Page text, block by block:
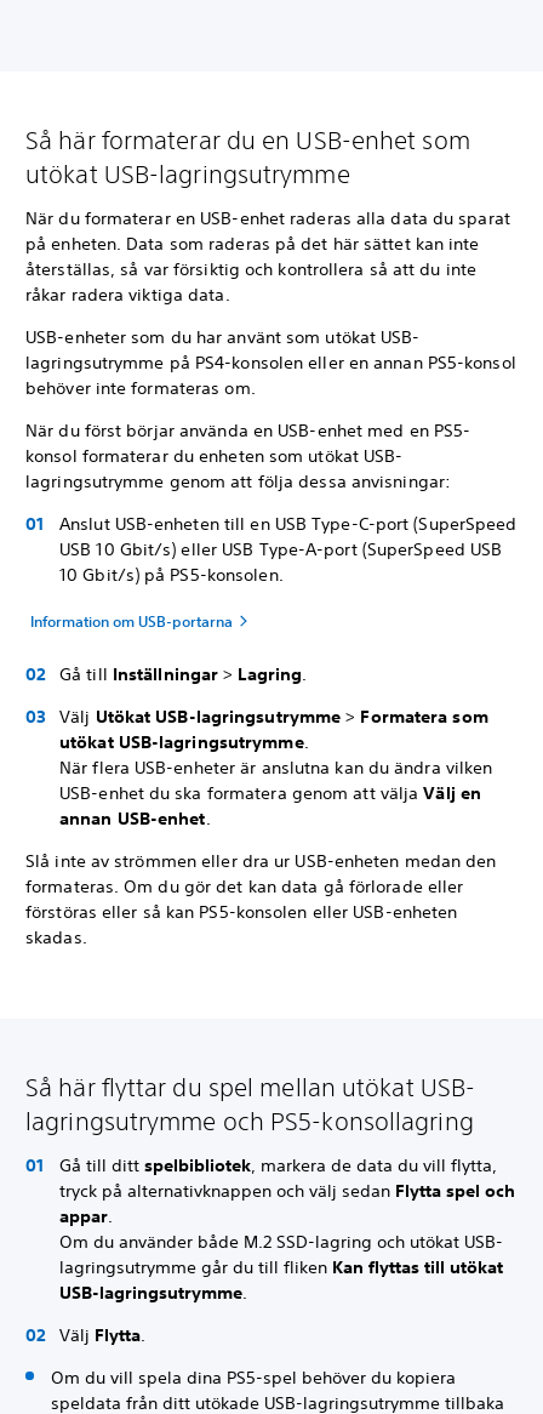
Så här formaterar du en USB-enhet som
utökat USB-lagringsutrymme
När du formaterar en USB-enhet raderas alla data du sparat
på enheten. Data som raderas på det här sättet kan inte
återställas, så var försiktig och kontrollera så att du inte
råkar radera viktiga data.
USB-enheter som du har använt som utökat USB-
lagringsutrymme på PS4-konsolen eller en annan PS5-konsol
behöver inte formateras om.
När du först börjar använda en USB-enhet med en PS5-
konsol formaterar du enheten som utökat USB-
lagringsutrymme genom att följa dessa anvisningar:
Anslut USB-enheten till en USB Type-C-port (SuperSpeed
USB 10 Gbit/s) eller USB Type-A-port (SuperSpeed USB
10 Gbit/s) på PS5-konsolen.
Information om USB-portarna
Gå till Inställningar> Lagring.
Välj Utökat USB-lagringsutrymme > Formatera som
utökat USB-lagringsutrymme.
När flera USB-enheter är anslutna kan du ändra vilken
USB-enhet du ska formatera genom att väljaVälj en
annan USB-enhet.
Slå inte av strömmen eller dra ur USB-enheten medan den
formateras. Om du gör det kan data gå förlorade eller
förstöras eller så kan PS5-konsolen eller USB-enheten
skadas.
Så här flyttar du spel mellan utökat USB-
lagringsutrymme och PS5-konsollagring
Gå till ditt spelbibliotek, markera de data du vill flytta,
tryck på alternativknappen och välj sedan Flytta spel och
appar.
Om du använder både M.2 SSD-lagring och utökat USB-
lagringsutrymme går du till fliken Kan flyttas till utökat
USB-lagringsutrymme.
Välj Flytta.
Om du vill spela dina PS5-spel behöver du kopiera
speldata från ditt utökade USB-lagringsutrymme tillbaka